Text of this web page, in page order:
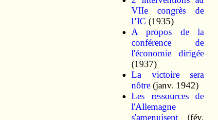
VIIe congrès de
l’IC (1935)
A propos de la
conférence de
l'économie dirigée
(1937)
La victoire sera
nôtre(janv. 1942)
Les ressources de
l'Allemagne
s'amenuisent(fév.